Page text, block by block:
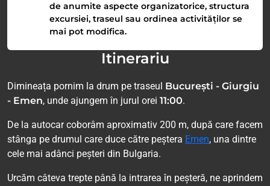
de anumite aspecte organizatorice, structura
excursiei, traseul sau ordinea activităților se
mai pot modifica.
Itinerariu
Dimineața pornim la drum pe traseul București - Giurgiu
- Emen, unde ajungem în jurul orei 11:00.
De la autocar coborâm aproximativ 200 m, după care facem
stânga pe drumul care duce către peștera Emen, una dintre
cele mai adânci peșteri din Bulgaria.
Urcăm câteva trepte până la intrarea în peșteră, ne aprindem